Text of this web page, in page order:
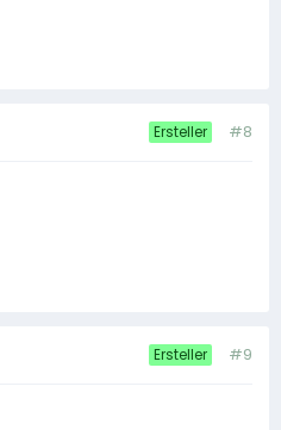
Ersteller #8
Ersteller #9